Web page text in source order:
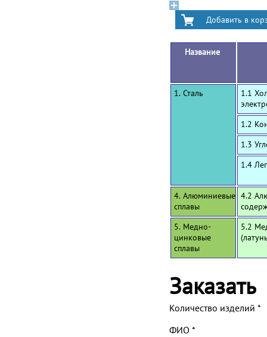
Название
1. Сталь
1.1
1.2
1.3
1.4
4. Алюминиевые
сплавы
4.2
5. Медно-
цинковые
сплавы
5.2
Заказать
Количество изделий *
ФИО *